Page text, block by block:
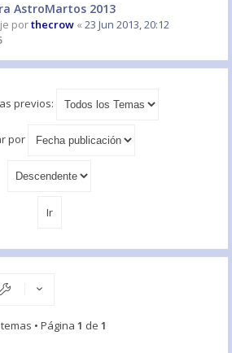
AstroMartos 2013
porthecrow « 23 Jun 2013, 20:12
previos:
por
• Página 1 de 1